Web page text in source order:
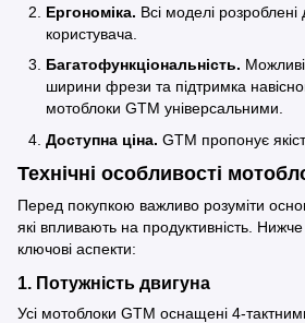
Ергономіка. Всі моделі розроблені
користувача.
Багатофункціональність.
ширини фрези та підтримка
мотоблоки GTM універсальними.
Доступна ціна. GTM пропонує
Технічні особливості
Перед покупкою важливо розуміти
які впливають на продуктивність.
ключові аспекти:
1. Потужність двигуна
Усі мотоблоки GTM оснащені 4-